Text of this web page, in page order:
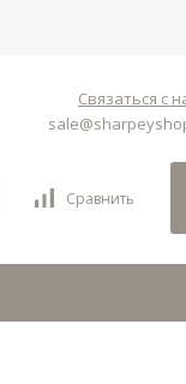
Связаться с
Сравнить